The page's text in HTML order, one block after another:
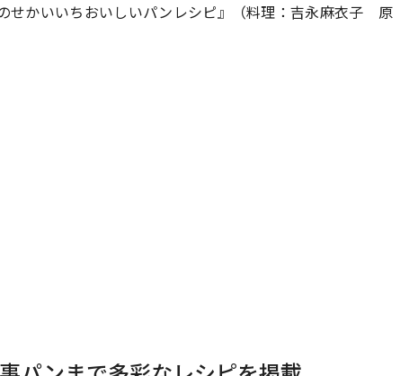
せかいいちおいしいパンレシピ』（料理：吉永麻衣子 原